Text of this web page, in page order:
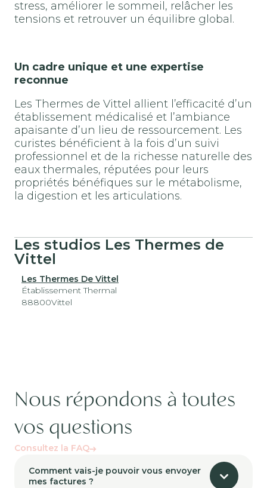
stress, améliorer le sommeil, relâcher les
tensions et retrouver un équilibre global.
Un cadre unique et une expertise
reconnue
Les Thermes de Vittel allient l’efficacité d’un
établissement médicalisé et l’ambiance
apaisante d’un lieu de ressourcement. Les
curistes bénéficient à la fois d’un suivi
professionnel et de la richesse naturelle des
eaux thermales, réputées pour leurs
propriétés bénéfiques sur le métabolisme,
la digestion et les articulations.
Les studios Les Thermes de
Vittel
Les Thermes De Vittel
Établissement Thermal
88800Vittel
Nous répondons à toutes
vos questions
Consultez la FAQ
Comment vais-je pouvoir vous envoyer
mes factures ?